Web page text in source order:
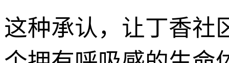
这种承认，让丁香社